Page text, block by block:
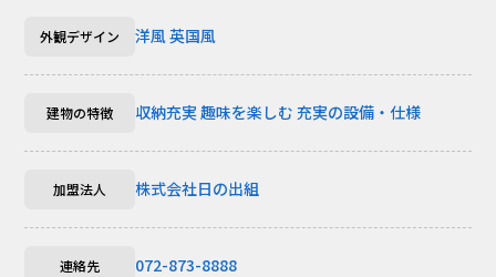
外観デザイン 洋風英国風
建物の特徴 収納充実趣味を楽しむ 充実の設備・仕様
加盟法人 株式会社日の出組
連絡先 072-873-8888